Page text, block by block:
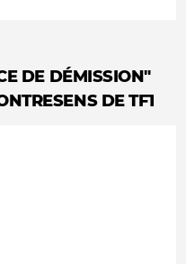
DE DÉMISSION"
DE TF1